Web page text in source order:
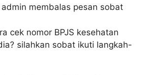
membalas pesan sobat
cek nomor BPJS kesehatan
silahkan sobat ikuti langkah-